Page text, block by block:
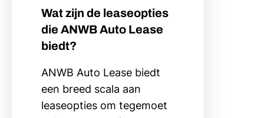
Wat zijn de leaseopties
die ANWB Auto Lease
biedt?
ANWB Auto Lease biedt
een breed scala aan
leaseopties om tegemoet